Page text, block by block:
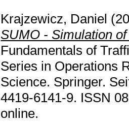
Krajzewicz, Daniel
SUMO - Simulation
Fundamentals of
Series in Operations
Science. Springer.
4419-6141-9. ISSN
online.